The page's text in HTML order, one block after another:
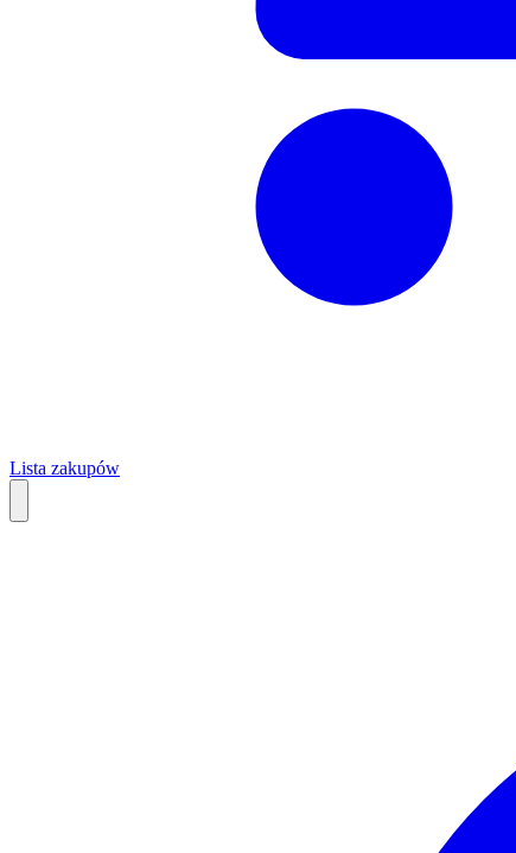
Lista zakupów